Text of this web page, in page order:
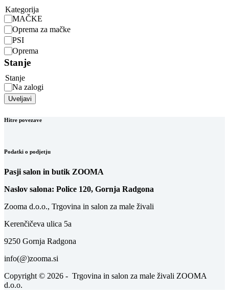
Kategorija
MAČKE
Oprema za mačke
PSI
Oprema
Stanje
Stanje
Na zalogi
Uveljavi
Hitre povezave
Podatki o podjetju
Pasji salon in butik ZOOMA
Naslov salona: Police 120, Gornja Radgona
Zooma d.o.o., Trgovina in salon za male živali
Kerenčičeva ulica 5a
9250 Gornja Radgona
info(@)zooma.si
Copyright © 2026 - Trgovina in salon za male živali ZOOMA
d.o.o.